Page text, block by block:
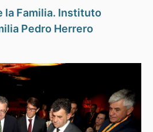
la Familia. Instituto
Pedro Herrero